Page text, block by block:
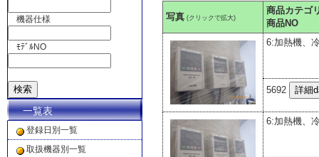
機器仕様
ﾓﾃﾞﾙNO
一覧表
登録日別一覧
取扱機器別一覧
写真 (クリックで拡大)
商品カテゴ
商品NO
6:加熱機、
5692
6:加熱機、